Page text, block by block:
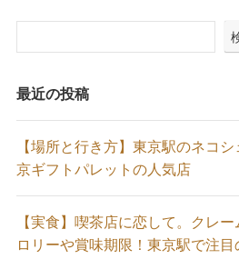
最近の投稿
【場所と行き方】東京駅のネコ
京ギフトパレットの人気店
【実食】喫茶店に恋して。クレ
ロリーや賞味期限！東京駅で注目